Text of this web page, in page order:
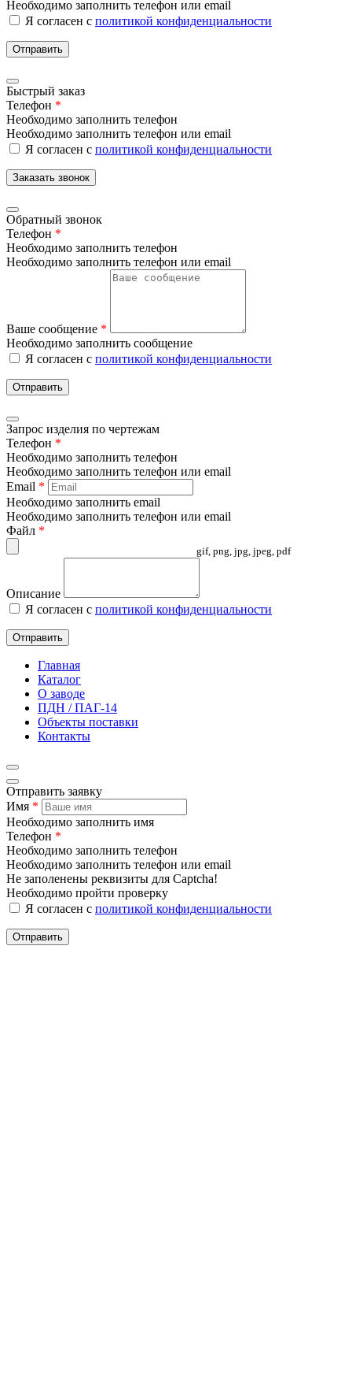
Необходимо заполнить телефон или email
Я согласен с политикой конфиденциальности
Отправить
Быстрый заказ
Телефон *
Необходимо заполнить телефон
Необходимо заполнить телефон или email
Я согласен с политикой конфиденциальности
Заказать звонок
Обратный звонок
Телефон *
Необходимо заполнить телефон
Необходимо заполнить телефон или email
Ваше сообщение *
Необходимо заполнить сообщение
Я согласен с политикой конфиденциальности
Отправить
Запрос изделия по чертежам
Телефон *
Необходимо заполнить телефон
Необходимо заполнить телефон или email
Email *
Необходимо заполнить email
Необходимо заполнить телефон или email
Файл *
gif, png, jpg, jpeg, pdf
Описание
Я согласен с политикой конфиденциальности
Отправить
Главная
Каталог
О заводе
ПДН / ПАГ-14
Объекты поставки
Контакты
Отправить заявку
Имя *
Необходимо заполнить имя
Телефон *
Необходимо заполнить телефон
Необходимо заполнить телефон или email
Не заполенены реквизиты для Captcha!
Необходимо пройти проверку
Я согласен с политикой конфиденциальности
Отправить